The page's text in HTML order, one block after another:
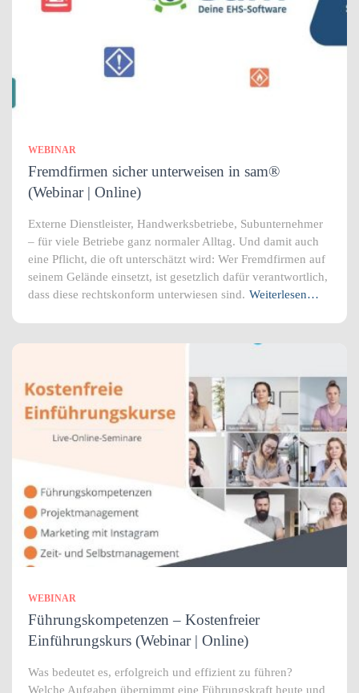
WEBINAR
Fremdfirmen sicher unterweisen in sam®
(Webinar | Online)
Externe Dienstleister, Handwerksbetriebe, Subunternehmer
– für viele Betriebe ganz normaler Alltag. Und damit auch
eine Pflicht, die oft unterschätzt wird: Wer Fremdfirmen auf
seinem Gelände einsetzt, ist gesetzlich dafür verantwortlich,
dass diese rechtskonform unterwiesen sind. Weiterlesen…
WEBINAR
Führungskompetenzen – Kostenfreier
Einführungskurs (Webinar | Online)
Was bedeutet es, erfolgreich und effizient zu führen?
Welche Aufgaben übernimmt eine Führungskraft heute und